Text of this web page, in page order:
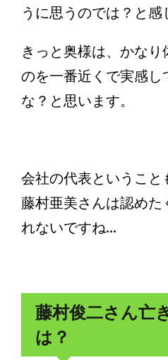
うに思うのでは？と感
きっと奥様は、かな
のを一番近くで実感
な？と思います。
会社の代表というこ
藤村亜美さんは認めた
れないですね...
藤村俊二さん亡
は？